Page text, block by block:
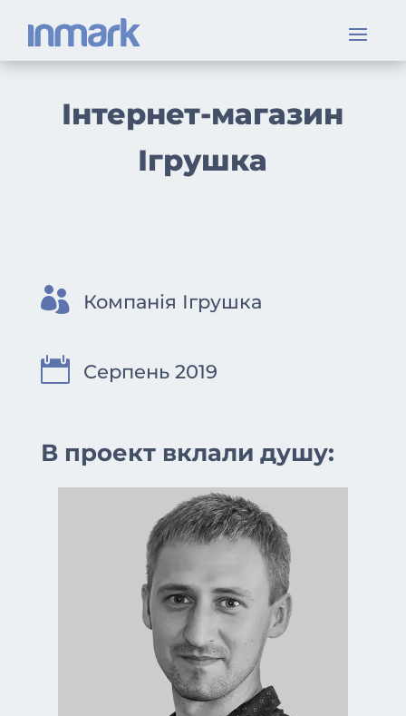
Інтернет-магазин
Ігрушка
 Компанія Ігрушка
 Серпень 2019
В проект вклали душу: